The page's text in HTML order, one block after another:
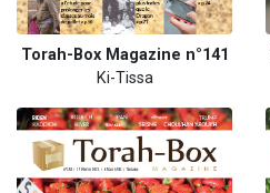
Torah-Box Magazine n°141
Ki-Tissa